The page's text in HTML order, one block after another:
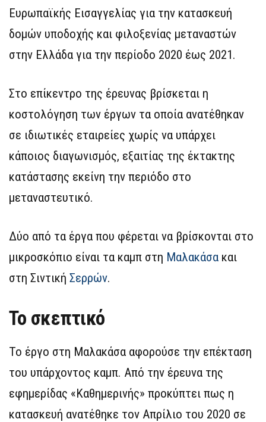
Ευρωπαϊκής Εισαγγελίας για την κατασκευή
δομών υποδοχής και φιλοξενίας μεταναστών
στην Ελλάδα για την περίοδο 2020 έως 2021.
Στο επίκεντρο της έρευνας βρίσκεται η
κοστολόγηση των έργων τα οποία ανατέθηκαν
σε ιδιωτικές εταιρείες χωρίς να υπάρχει
κάποιος διαγωνισμός, εξαιτίας της έκτακτης
κατάστασης εκείνη την περιόδο στο
μεταναστευτικό.
Δύο από τα έργα που φέρεται να βρίσκονται στο
μικροσκόπιο είναι τα καμπ στη Μαλακάσα και
στη Σιντική Σερρών.
Το σκεπτικό
Το έργο στη Μαλακάσα αφορούσε την επέκταση
του υπάρχοντος καμπ. Από την έρευνα της
εφημερίδας «Καθημερινής» προκύπτει πως η
κατασκευή ανατέθηκε τον Απρίλιο του 2020 σε